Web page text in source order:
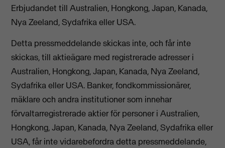
Erbjudandet till Australien, Hongkong, Japan, Kanada,
Nya Zeeland, Sydafrika eller USA.
Detta pressmeddelande skickas inte, och får inte
skickas, till aktieägare med registrerade adresser i
Australien, Hongkong, Japan, Kanada, Nya Zeeland,
Sydafrika eller USA. Banker, fondkommissionärer,
mäklare och andra institutioner som innehar
förvaltarregistrerade aktier för personer i Australien,
Hongkong, Japan, Kanada, Nya Zeeland, Sydafrika eller
USA, får inte vidarebefordra detta pressmeddelande,